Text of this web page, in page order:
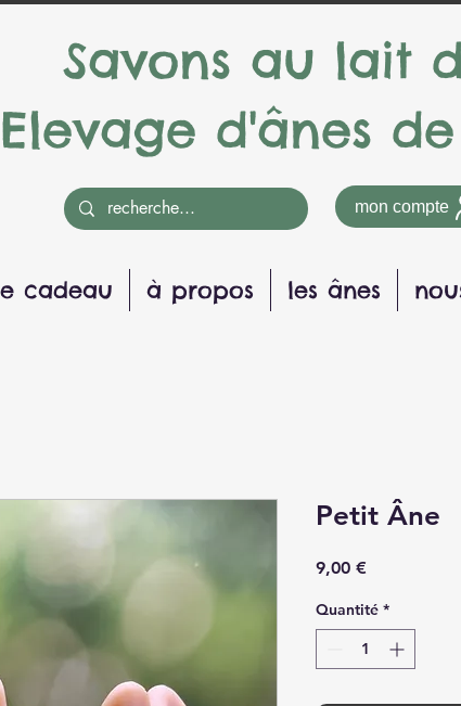
Savons au lait
Elevage d'ânes
mon compte
cadeau à propos les ânes
Petit Âne
9,00 €
Quantité *